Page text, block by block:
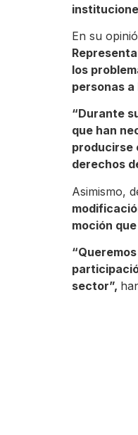
En su
los
personas
“Durante
que han
producirse
derechos
Asimismo,
moción
sector”,